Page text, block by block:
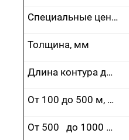
Специальные цены
Толщина, мм
Длина контура до 100 м, руб.
От 100 до 500 м, руб.
От 500 до 1000 м, руб.